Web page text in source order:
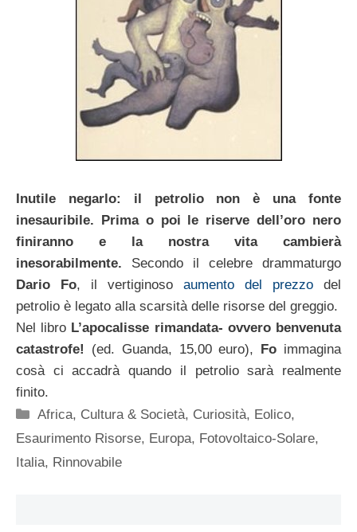
Inutile negarlo: il petrolio non è una fonte
inesauribile. Prima o poi le riserve dell’oro nero
finiranno e la nostra vita cambierà
inesorabilmente. Secondo il celebre drammaturgo
Dario Fo, il vertiginoso aumento del prezzo del
petrolio è legato alla scarsità delle risorse del greggio.
Nel libro L’apocalisse rimandata- ovvero benvenuta
catastrofe!
(ed. Guanda, 15,00 euro), Fo immagina
cosà ci accadrà quando il petrolio sarà realmente
finito.
Categorie
Africa, Cultura & Società, Curiosità, Eolico,
Esaurimento Risorse, Europa, Fotovoltaico-Solare,
Italia, Rinnovabile